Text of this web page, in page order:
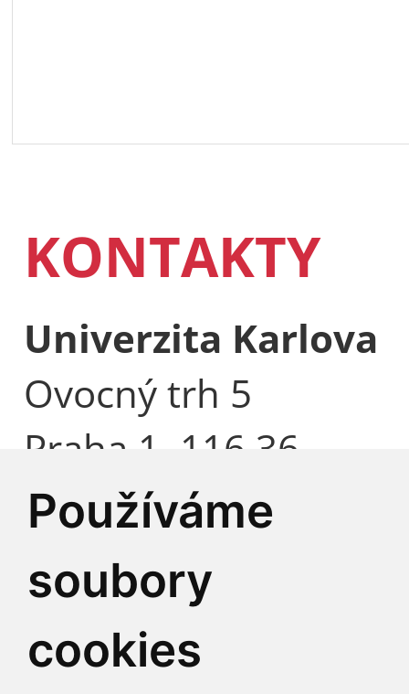
Používáme
soubory
cookies
KONTAKTY
Univerzita Karlova
Ovocný trh 5
Praha 1, 116 36
Česká republika
Identifikátor datové
IČO:00216208